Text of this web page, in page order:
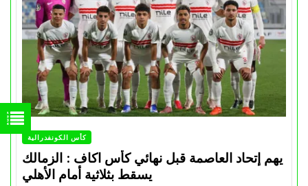
كأس الكونفدرالية
يهم إتحاد العاصمة قبل نهائي كأس اكاف : الزمالك